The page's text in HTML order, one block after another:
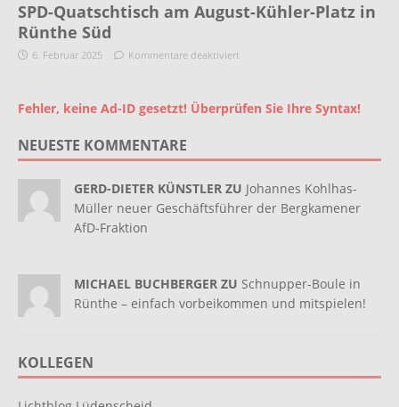
SPD-Quatschtisch am August-Kühler-Platz in
Rünthe Süd
6. Februar 2025 Kommentare deaktiviert
Fehler, keine Ad-ID gesetzt! Überprüfen Sie Ihre Syntax!
NEUESTE KOMMENTARE
GERD-DIETER KÜNSTLER ZU Johannes Kohlhas-
Müller neuer Geschäftsführer der Bergkamener
AfD-Fraktion
MICHAEL BUCHBERGER ZU Schnupper-Boule in
Rünthe – einfach vorbeikommen und mitspielen!
KOLLEGEN